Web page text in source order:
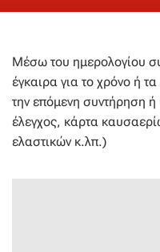
Μέσω του ημερολογίου
έγκαιρα για το χρόνο ή
την επόμενη συντήρηση
έλεγχος, κάρτα
ελαστικών κ.λπ.)